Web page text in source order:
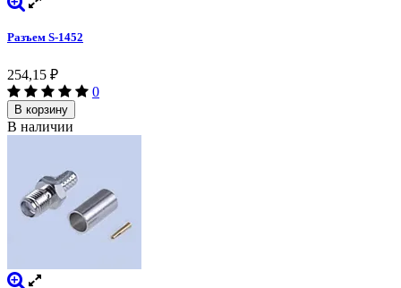
Разъем S-1452
254,15 ₽
0
В корзину
В наличии